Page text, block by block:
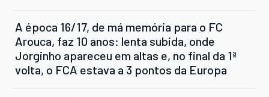
A época 16/17, de má memória para o FC
Arouca, faz 10 anos: lenta subida, onde
Jorginho apareceu em altas e, no final da 1ª
volta, o FCA estava a 3 pontos da Europa